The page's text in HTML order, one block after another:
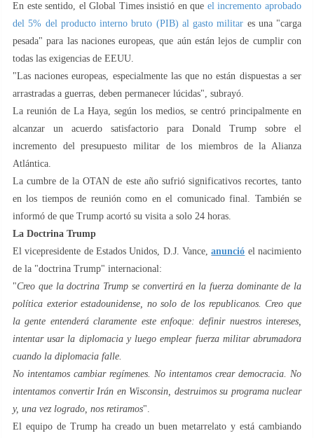
En este sentido, el Global Times insistió en que el incremento aprobado
del 5% del producto interno bruto (PIB) al gasto militar es una "carga
pesada" para las naciones europeas, que aún están lejos de cumplir con
todas las exigencias de EEUU.
"Las naciones europeas, especialmente las que no están dispuestas a ser
arrastradas a guerras, deben permanecer lúcidas", subrayó.
La reunión de La Haya, según los medios, se centró principalmente en
alcanzar un acuerdo satisfactorio para Donald Trump sobre el
incremento del presupuesto militar de los miembros de la Alianza
Atlántica.
La cumbre de la OTAN de este año sufrió significativos recortes, tanto
en los tiempos de reunión como en el comunicado final. También se
informó de que Trump acortó su visita a solo 24 horas.
La Doctrina Trump
El vicepresidente de Estados Unidos, D.J. Vance,anunció el nacimiento
de la "doctrina Trump" internacional:
"Creo que la doctrina Trump se convertirá en la fuerza dominante de la
política exterior estadounidense, no solo de los republicanos. Creo que
la gente entenderá claramente este enfoque: definir nuestros intereses,
intentar usar la diplomacia y luego emplear fuerza militar abrumadora
cuando la diplomacia falle.
No intentamos cambiar regímenes. No intentamos crear democracia. No
intentamos convertir Irán en Wisconsin, destruimos su programa nuclear
y, una vez logrado, nos retiramos".
El equipo de Trump ha creado un buen metarrelato y está cambiando